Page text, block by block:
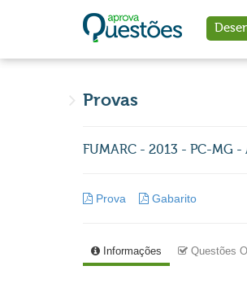
Provas
FUMARC - 2013 - PC-MG
Prova Gabarito
Informações Questões